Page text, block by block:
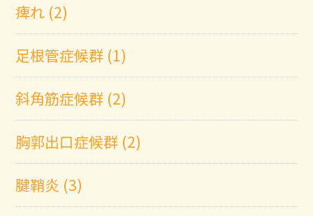
痺れ (2)
足根管症候群 (1)
斜角筋症候群 (2)
胸郭出口症候群 (2)
腱鞘炎 (3)